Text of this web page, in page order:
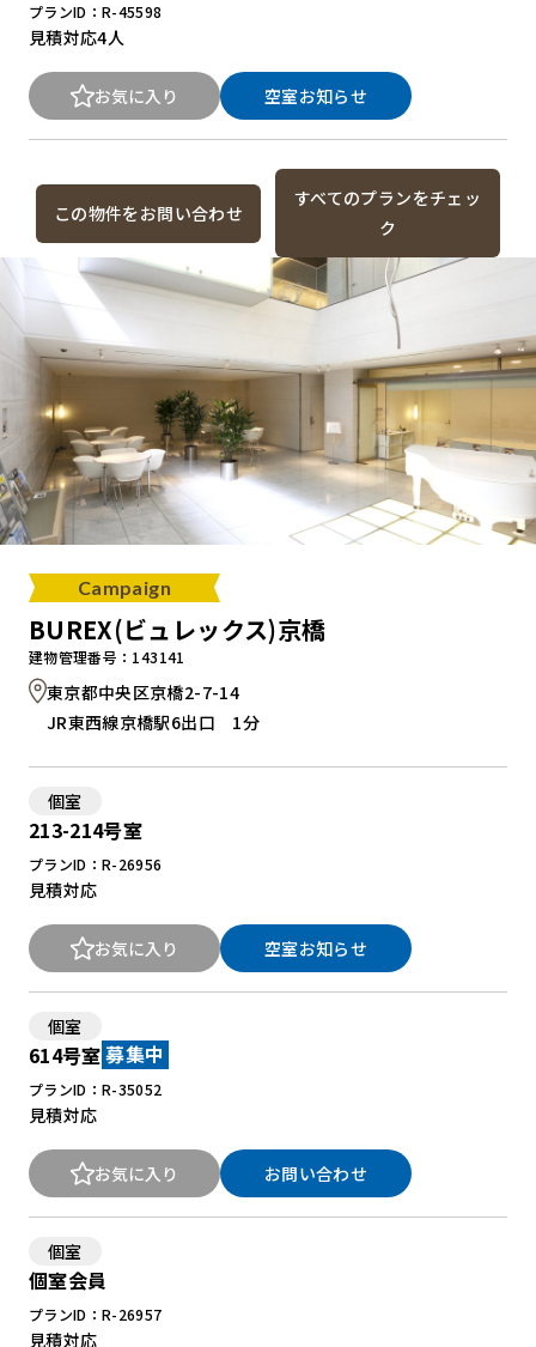
プランID：R-45598
見積対応4人
お気に入り 空室お知らせ
この物件をお問い合わせ
すべてのプランをチェッ
ク
Campaign
BUREX(ビュレックス)京橋
建物管理番号：143141
東京都中央区京橋2-7-14
JR東西線京橋駅6出口 1分
個室
213-214号室
プランID：R-26956
見積対応
お気に入り 空室お知らせ
個室
614号室 募集中
プランID：R-35052
見積対応
お気に入り お問い合わせ
個室
個室会員
プランID：R-26957
見積対応